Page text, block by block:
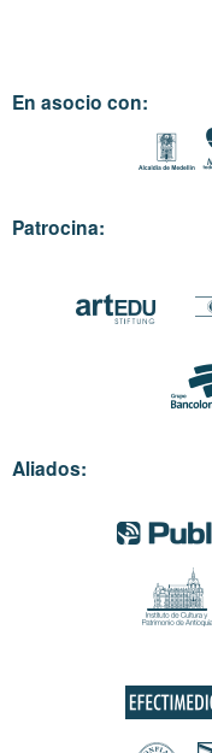
En asocio con:
Patrocina:
Aliados: